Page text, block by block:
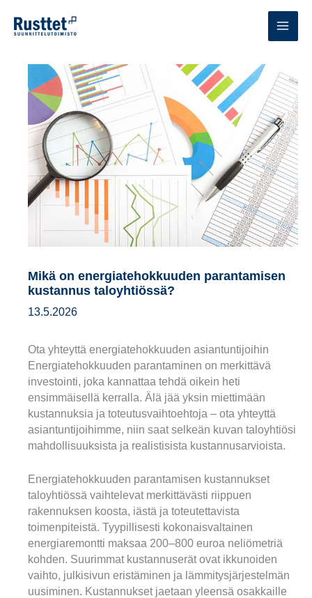
sisältöön
Mikä on energiatehokkuuden parantamisen
kustannus taloyhtiössä?
13.5.2026
Ota yhteyttä energiatehokkuuden asiantuntijoihin
Energiatehokkuuden parantaminen on merkittävä
investointi, joka kannattaa tehdä oikein heti
ensimmäisellä kerralla. Älä jää yksin miettimään
kustannuksia ja toteutusvaihtoehtoja – ota yhteyttä
asiantuntijoihimme, niin saat selkeän kuvan taloyhtiösi
mahdollisuuksista ja realistisista kustannusarvioista.
Energiatehokkuuden parantamisen kustannukset
taloyhtiössä vaihtelevat merkittävästi riippuen
rakennuksen koosta, iästä ja toteutettavista
toimenpiteistä. Tyypillisesti kokonaisvaltainen
energiaremontti maksaa 200–800 euroa neliömetriä
kohden. Suurimmat kustannuserät ovat ikkunoiden
vaihto, julkisivun eristäminen ja lämmitysjärjestelmän
uusiminen. Kustannukset jaetaan yleensä osakkaille